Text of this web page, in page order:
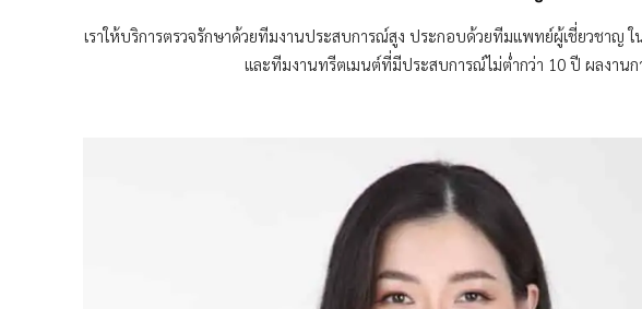
เราให้บริการตรวจรักษาด้วยทีมงานประสบการณ์สูง ประกอบด้วยทีมแพทย์ผู้เชี่ยวชาญ
และทีมงานทรีตเมนต์ที่มีประสบการณ์ไม่ต่ำกว่า 10 ปี ผลงาน